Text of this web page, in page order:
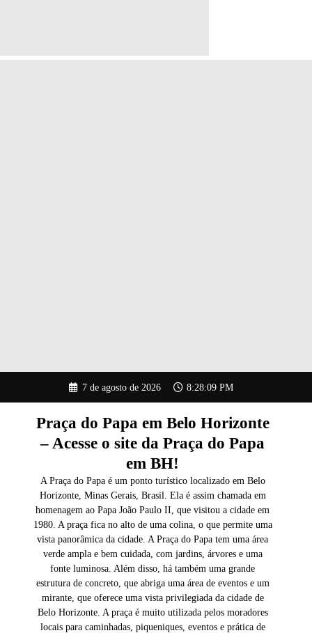
o
7 de agosto de 2026 8:28:10 PM
Praça do Papa em Belo Horizonte
– Acesse o site da Praça do Papa
em BH!
A Praça do Papa é um ponto turístico localizado em Belo
Horizonte, Minas Gerais, Brasil. Ela é assim chamada em
homenagem ao Papa João Paulo II, que visitou a cidade em
1980. A praça fica no alto de uma colina, o que permite uma
vista panorâmica da cidade. A Praça do Papa tem uma área
verde ampla e bem cuidada, com jardins, árvores e uma
fonte luminosa. Além disso, há também uma grande
estrutura de concreto, que abriga uma área de eventos e um
mirante, que oferece uma vista privilegiada da cidade de
Belo Horizonte. A praça é muito utilizada pelos moradores
locais para caminhadas, piqueniques, eventos e prática de